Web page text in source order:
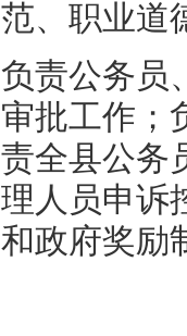
范、职业道
负责公务员
审批工作；
责全县公务
理人员申诉
和政府奖励